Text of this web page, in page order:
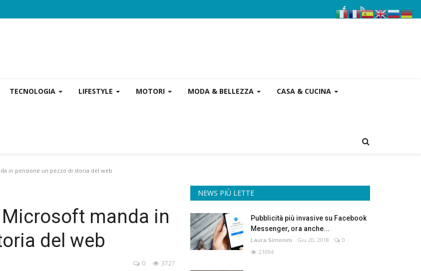
TECNOLOGIA LIFESTYLE MOTORI MODA & BELLEZZA CASA & CUCINA
in pensione un pezzo di storia del web
manda in
del web
3727
0
NEWS PIÙ LETTE
Pubblicità più invasive su Facebook
Messenger, ora anche...
Laura Simonini Giu 20, 2018
0
21094